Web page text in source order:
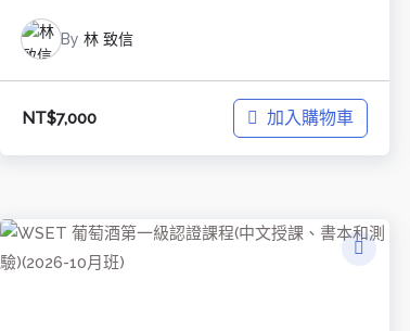
By 林 致信
NT$7,000 加入購物車